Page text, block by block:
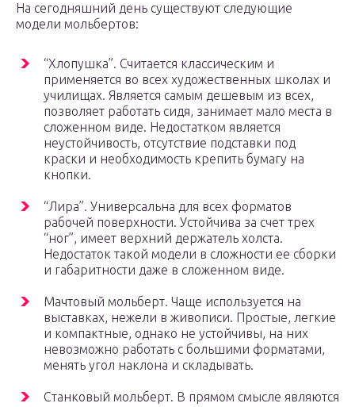
На сегодняшний день существуют следующие
модели мольбертов:
“Хлопушка”. Считается классическим и
применяется во всех художественных школах и
училищах. Является самым дешевым из всех,
позволяет работать сидя, занимает мало места в
сложенном виде. Недостатком является
неустойчивость, отсутствие подставки под
краски и необходимость крепить бумагу на
кнопки.
“Лира”. Универсальна для всех форматов
рабочей поверхности. Устойчива за счет трех
“ног”, имеет верхний держатель холста.
Недостаток такой модели в сложности ее сборки
и габаритности даже в сложенном виде.
Мачтовый мольберт. Чаще используется на
выставках, нежели в живописи. Простые, легкие
и компактные, однако не устойчивы, на них
невозможно работать с большими форматами,
менять угол наклона и складывать.
Станковый мольберт. В прямом смысле являются